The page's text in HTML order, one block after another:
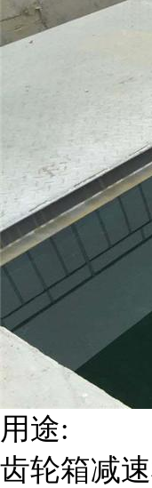
用途:
齿轮箱减